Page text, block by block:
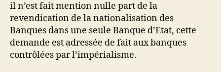
il n’est fait mention nulle part de la
revendication de la nationalisation des
Banques dans une seule Banque d’Etat, cette
demande est adressée de fait aux banques
contrôlées par l’impérialisme.